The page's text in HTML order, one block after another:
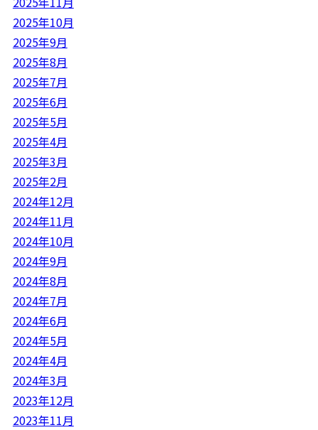
2025年10月
2025年9月
2025年8月
2025年7月
2025年6月
2025年5月
2025年4月
2025年3月
2025年2月
2024年12月
2024年11月
2024年10月
2024年9月
2024年8月
2024年7月
2024年6月
2024年5月
2024年4月
2024年3月
2023年12月
2023年11月